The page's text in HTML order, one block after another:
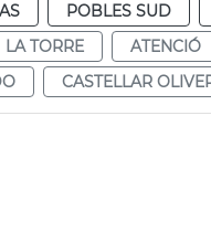
POBLES SUD
LA TORRE ATENCIÓ
CASTELLAR